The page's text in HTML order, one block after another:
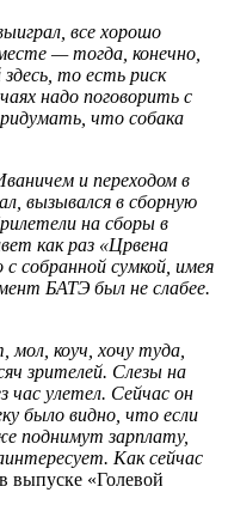
все хорошо
— тогда, конечно,
то есть риск
надо поговорить с
что собака
и переходом в
вызывался в сборную
на сборы в
как раз «Црвена
собранной сумкой, имея
БАТЭ был не слабее.
мол, коуч, хочу туда,
зрителей. Слезы на
час улетел. Сейчас он
было видно, что если
поднимут зарплату,
Как сейчас
выпуске «Голевой